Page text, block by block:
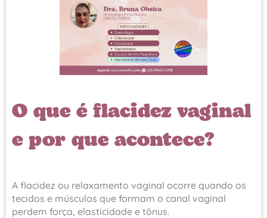
O que é flacidez vaginal
e por que acontece?
A flacidez ou relaxamento vaginal ocorre quando os
tecidos e músculos que formam o canal vaginal
perdem força, elasticidade e tônus.